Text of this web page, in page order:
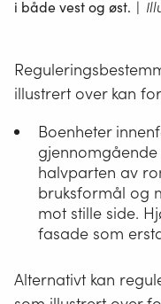
i både vest og øst. |
illustrert over kan
Boenheter
halvparten av
bruksformål og
mot stille side.
fasade som
Alternativt kan